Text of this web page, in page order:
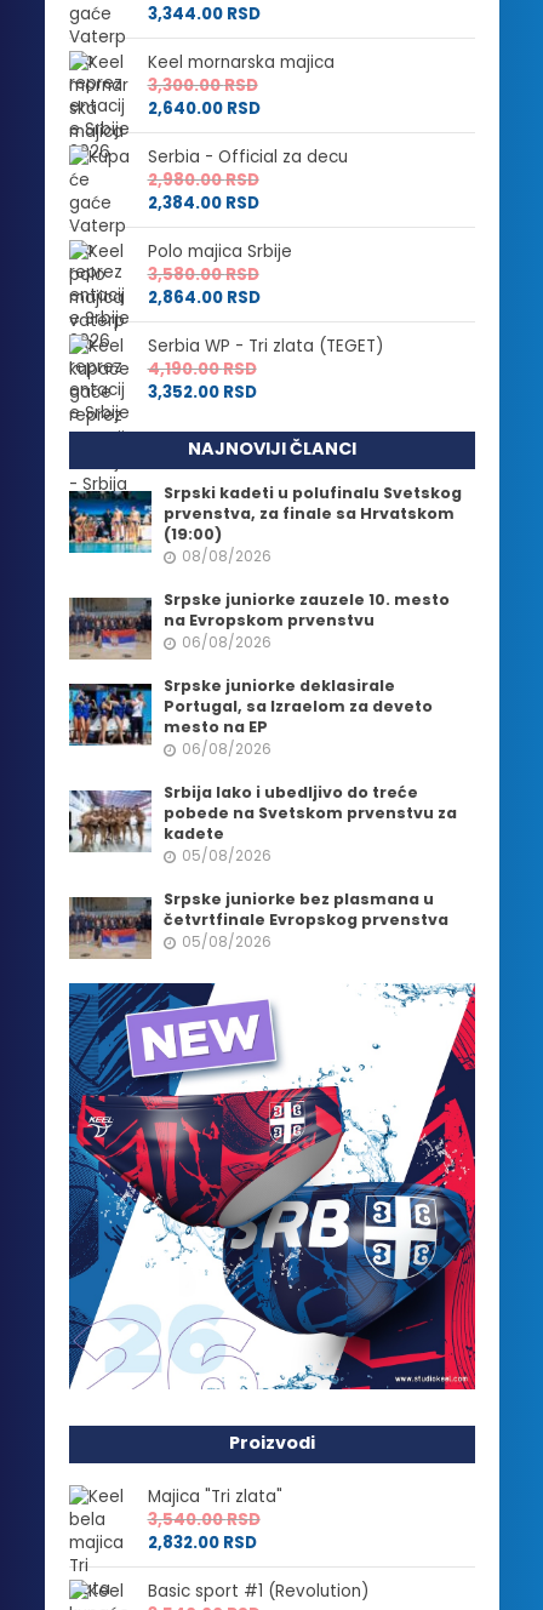
3,344.00 RSD
Keel mornarska majica
3,300.00RSD
2,640.00 RSD
Serbia - Official za decu
2,980.00RSD
2,384.00 RSD
Polo majica Srbije
3,580.00RSD
2,864.00 RSD
Serbia WP - Tri zlata (TEGET)
4,190.00RSD
3,352.00 RSD
NAJNOVIJI ČLANCI
Srpski kadeti u polufinalu Svetskog
prvenstva, za finale sa Hrvatskom
(19:00)
08/08/2026
Srpske juniorke zauzele 10. mesto
na Evropskom prvenstvu
06/08/2026
Srpske juniorke deklasirale
Portugal, sa Izraelom za deveto
mesto na EP
06/08/2026
Srbija lako i ubedljivo do treće
pobede na Svetskom prvenstvu za
kadete
05/08/2026
Srpske juniorke bez plasmana u
četvrtfinale Evropskog prvenstva
05/08/2026
Proizvodi
Majica "Tri zlata"
3,540.00RSD
2,832.00 RSD
Basic sport #1 (Revolution)